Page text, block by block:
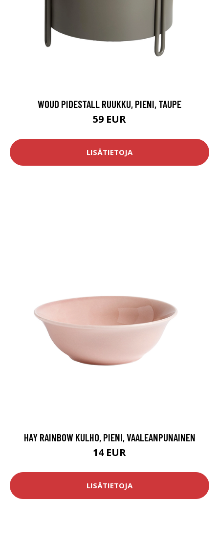
WOUD PIDESTALL RUUKKU, PIENI, TAUPE
59 EUR
LISÄTIETOJA
HAY RAINBOW KULHO, PIENI, VAALEANPUNAINEN
14 EUR
LISÄTIETOJA